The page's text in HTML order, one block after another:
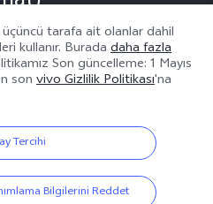
tarafa ait olanlar dahil
kullanır. Burada daha fazla
Son güncelleme: 1 Mayıs
son vivo Gizlilik Politikası'na
Tercihi
Bilgilerini Reddet